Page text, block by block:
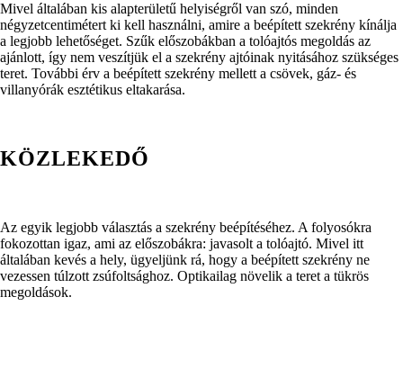
Mivel általában kis alapterületű helyiségről van szó, minden
négyzetcentimétert ki kell használni, amire a beépített szekrény kínálja
a legjobb lehetőséget. Szűk előszobákban a tolóajtós megoldás az
ajánlott, így nem veszítjük el a szekrény ajtóinak nyitásához szükséges
teret. További érv a beépített szekrény mellett a csövek, gáz- és
villanyórák esztétikus eltakarása.
KÖZLEKEDŐ
Az egyik legjobb választás a szekrény beépítéséhez. A folyosókra
fokozottan igaz, ami az előszobákra: javasolt a tolóajtó. Mivel itt
általában kevés a hely, ügyeljünk rá, hogy a beépített szekrény ne
vezessen túlzott zsúfoltsághoz. Optikailag növelik a teret a tükrös
megoldások.